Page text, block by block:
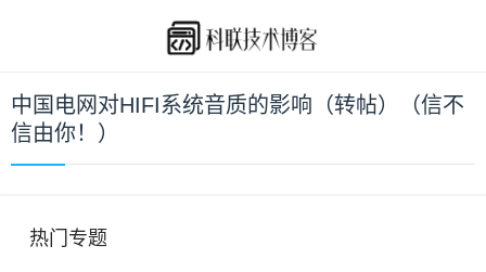
中国电网对HIFI系统音质的影响（转帖）（信不
信由你！）
热门专题